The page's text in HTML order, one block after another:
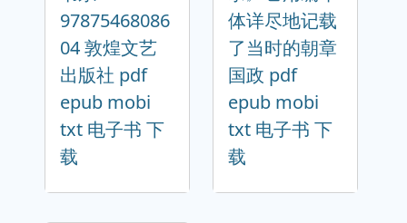
97875468086
04 敦煌文艺
出版社 pdf
epub mobi
txt 电子书 下
载
体详尽地记载
了当时的朝章
国政 pdf
epub mobi
txt 电子书 下
载